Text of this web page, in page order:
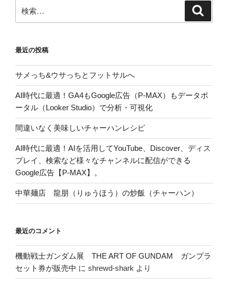
ン
索:
最近の投稿
サメっち&ウサっちとフットサルへ
AI時代に最適！GA4もGoogle広告（P-MAX）もデータポ
ータル（Looker Studio）で分析・可視化
間違いなく美味しいチャーハンレシピ
AI時代に最適！AIを活用してYouTube、Discover、ディス
プレイ、検索など様々なチャンネルに配信ができる
Google広告【P-MAX】。
中華麺店 龍朋（りゅうほう）の炒飯（チャーハン）
最近のコメント
機動戦士ガンダム展 THE ART OF GUNDAM ガンプラ
セット券が販売中 に shrewd-shark より